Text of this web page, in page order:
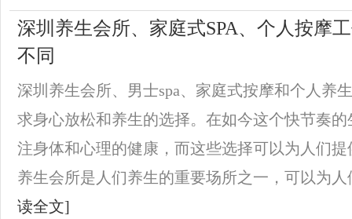
深圳养生会所、家庭式SPA、个人按摩
不同
深圳养生会所、男士spa、家庭式按摩和个人养
求身心放松和养生的选择。在如今这个快节奏
注身体和心理的健康，而这些选择可以为人们
养生会所是人们养生的重要场所之一，可以为
读全文]